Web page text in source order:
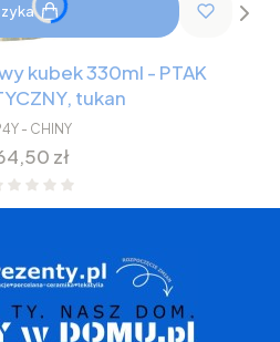
kubek 330ml - PTAK
tukan
- CHINY
zł